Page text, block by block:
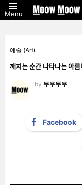
Menu
예술 (Art)
깨지는 순간 나타나는
by 무우무우
Facebook